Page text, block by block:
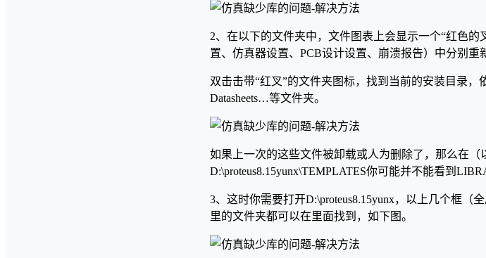
2、在以下的文件夹中，文件图表上会显示一个“红色
置、仿真器设置、PCB设计设置、崩溃报告）中分别重
双击击带“红叉”的文件夹图标，找到当前的安装目录，
Datasheets…等文件夹。
如果上一次的这些文件被卸载或人为删除了，那么在（
D:\proteus8.15yunx\TEMPLATES你可能并不能看到
3、 这时你需要打开D:\proteus8.15yunx，以上几个框（
里的文件夹都可以在里面找到，如下图。